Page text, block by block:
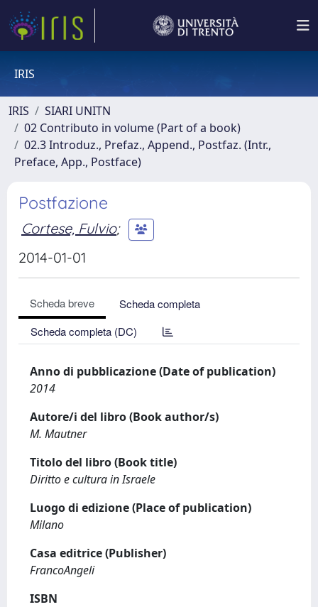
IRIS
IRIS
SIARI UNITN
02 Contributo in volume (Part of a book)
02.3 Introduz., Prefaz., Append., Postfaz. (Intr.,
Preface, App., Postface)
Postfazione
Cortese, Fulvio;
2014-01-01
Scheda breve
Scheda completa
Scheda completa (DC)
Anno di pubblicazione (Date of publication)
2014
Autore/i del libro (Book author/s)
M. Mautner
Titolo del libro (Book title)
Diritto e cultura in Israele
Luogo di edizione (Place of publication)
Milano
Casa editrice (Publisher)
FrancoAngeli
ISBN